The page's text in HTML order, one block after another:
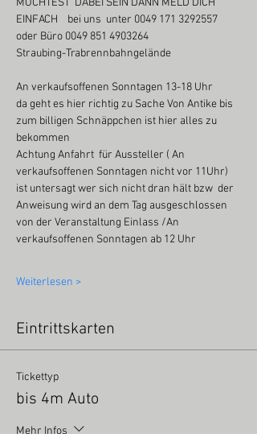
MÖCHTEST  DABEI SEIN DANN MELD DICH
EINFACH    bei uns  unter 0049 171 3292557
oder Büro 0049 851 4903264
Straubing-Trabrennbahngelände
An verkaufsoffenen Sonntagen 13-18 Uhr
da geht es hier richtig zu Sache Von Antike bis
zum billigen Schnäppchen ist hier alles zu
bekommen
Achtung Anfahrt  für Aussteller ( An
verkaufsoffenen Sonntagen nicht vor 11Uhr)
ist untersagt wer sich nicht dran hält bzw  der
Anweisung wird an dem Tag ausgeschlossen
von der Veranstaltung Einlass /An
verkaufsoffenen Sonntagen ab 12 Uhr
Weiterlesen >
Eintrittskarten
Tickettyp
bis 4m Auto
Mehr Infos